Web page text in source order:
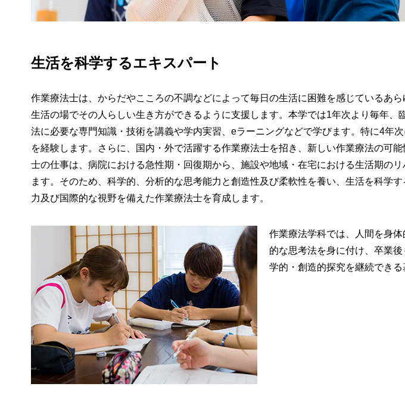
生活を科学するエキスパート
作業療法士は、からだやこころの不調などによって毎日の生活に困難を感じているあ
生活の場でその人らしい生き方ができるように支援します。本学では1年次より毎年、
法に必要な専門知識・技術を講義や学内実習、eラーニングなどで学びます。特に4年
を経験します。さらに、国内・外で活躍する作業療法士を招き、新しい作業療法の可
士の仕事は、病院における急性期・回復期から、施設や地域・在宅における生活期の
ます。そのため、科学的、分析的な思考能力と創造性及び柔軟性を養い、生活を科学
力及び国際的な視野を備えた作業療法士を育成します。
作業療法学科では、人間を身
的な思考法を身に付け、卒業
学的・創造的探究を継続でき